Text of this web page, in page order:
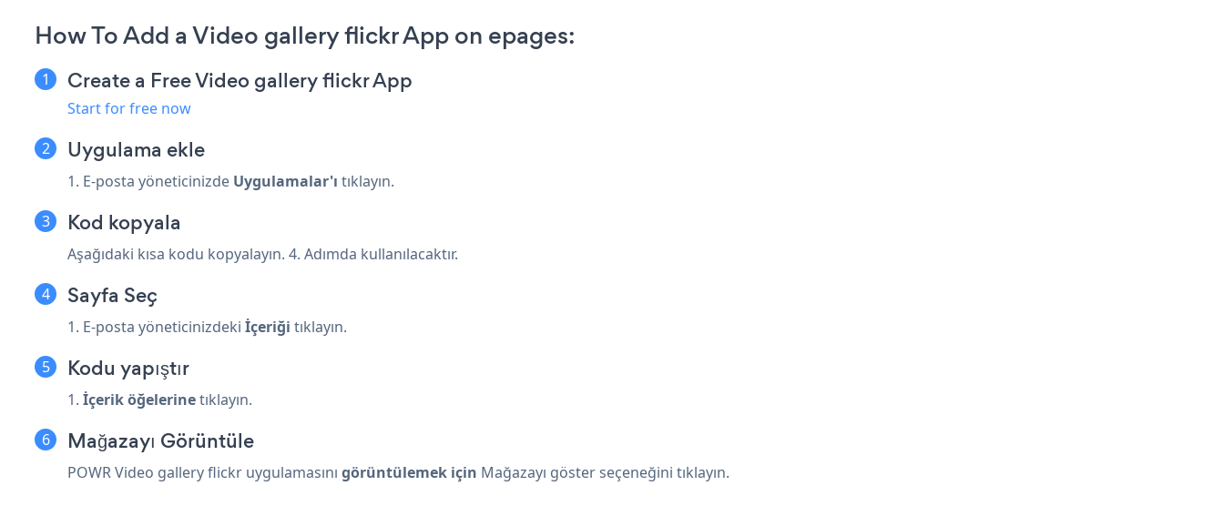
How To Add a Video gallery flickr App on epages:
Create a Free Video gallery flickr App
Start for free now
Uygulama ekle
1. E-posta yöneticinizde Uygulamalar'ı tıklayın.
Kod kopyala
Aşağıdaki kısa kodu kopyalayın. 4. Adımda kullanılacaktır.
Sayfa Seç
1. E-posta yöneticinizdeki İçeriği tıklayın.
Kodu yapıştır
1. İçerik öğelerinetıklayın.
Mağazayı Görüntüle
POWR Video gallery flickr uygulamasını görüntülemek için Mağazayı göster seçeneğini tıklayın.